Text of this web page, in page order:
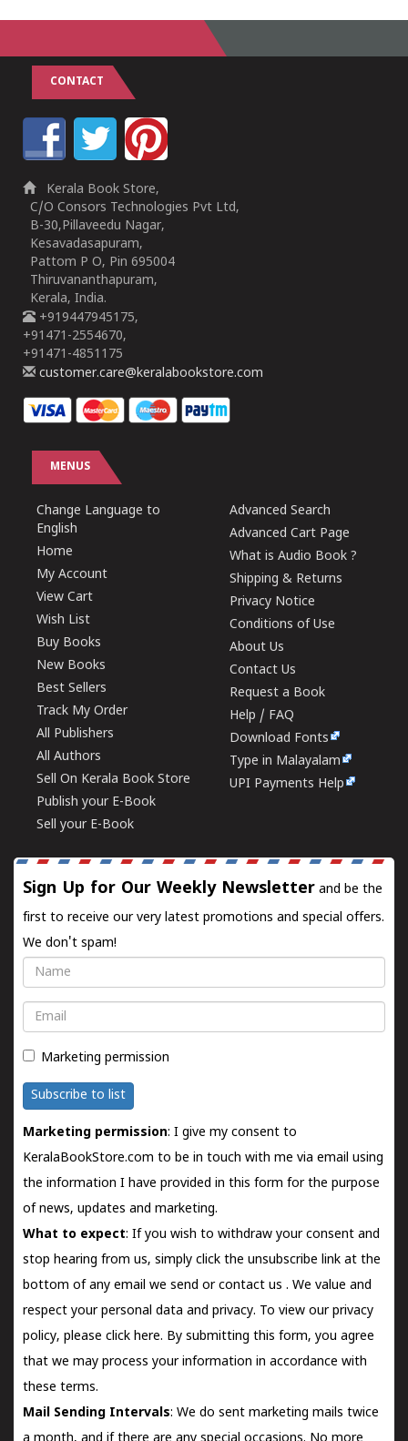
CONTACT
Kerala Book Store,
C/O Consors Technologies Pvt Ltd,
B-30,Pillaveedu Nagar,
Kesavadasapuram,
Pattom P O, Pin 695004
Thiruvananthapuram,
Kerala, India.
+919447945175,
+91471-2554670,
+91471-4851175
customer.care@keralabookstore.com
MENUS
Change Language to
English
Home
My Account
View Cart
Wish List
Buy Books
New Books
Best Sellers
Track My Order
All Publishers
All Authors
Sell On Kerala Book Store
Publish your E-Book
Sell your E-Book
Advanced Search
Advanced Cart Page
What is Audio Book ?
Shipping & Returns
Privacy Notice
Conditions of Use
About Us
Contact Us
Request a Book
Help / FAQ
Download Fonts
Type in Malayalam
UPI Payments Help
Sign Up for Our Weekly Newsletter and be the
first to receive our very latest promotions and special offers.
We don't spam!
Name
Email
Marketing permission
Subscribe to list
Marketing permission: I give my consent to
KeralaBookStore.com to be in touch with me via email using
the information I have provided in this form for the purpose
of news, updates and marketing.
What to expect: If you wish to withdraw your consent and
stop hearing from us, simply click the unsubscribe link at the
bottom of any email we send orcontact us . We value and
respect your personal data and privacy. To view our privacy
policy, please click here. By submitting this form, you agree
that we may process your information in accordance with
these terms.
Mail Sending Intervals: We do sent marketing mails twice